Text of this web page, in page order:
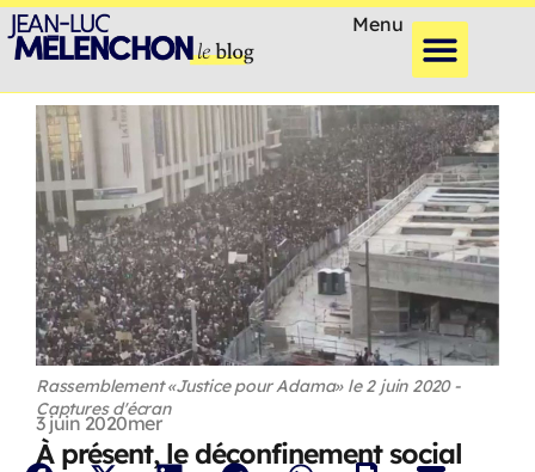
Menu
Rassemblement «Justice pour Adama» le 2 juin 2020 -
Captures d'écran
3 juin 2020mer
À présent, le déconfinement social